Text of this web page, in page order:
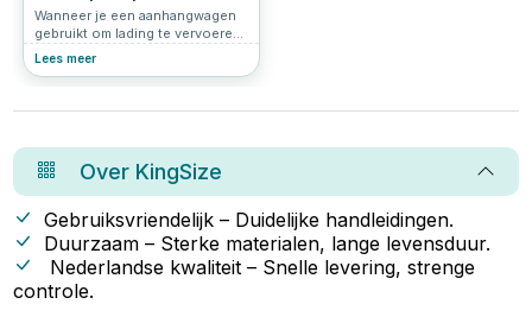
Wanneer je een aanhangwagen
gebruikt om lading te vervoeren,
is het belangrijk om deze goed
eenvoudige en effectieve
manier om ervoor te zorgen dat
je lading veilig op zijn plaats
blijft. In dit artikel bespreken we
de verschillende soorten
aanhangwagennetten en waar je
op moet letten bij de aanschaf
ervan.
Lees meer
Over KingSize
Gebruiksvriendelijk – Duidelijke handleidingen.
Duurzaam – Sterke materialen, lange levensduur.
Nederlandse kwaliteit – Snelle levering, strenge
controle.